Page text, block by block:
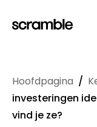
Hoofdpagina /
investeringen
vind je ze?